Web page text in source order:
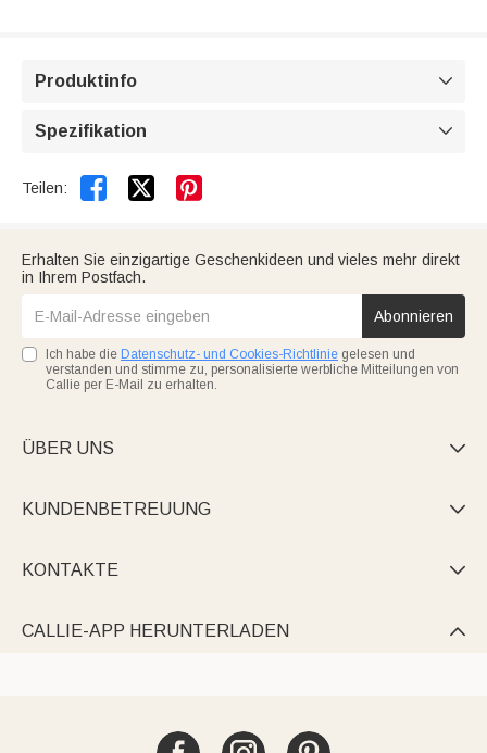
Produktinfo 
Spezifikation 
Teilen:  
Erhalten Sie einzigartige Geschenkideen und vieles mehr direkt
in Ihrem Postfach.
Abonnieren
Ich habe die Datenschutz- und Cookies-Richtlinie gelesen und
verstanden und stimme zu, personalisierte werbliche Mitteilungen von
Callie per E-Mail zu erhalten.
ÜBER UNS 
KUNDENBETREUUNG 
KONTAKTE 
CALLIE-APP HERUNTERLADEN 